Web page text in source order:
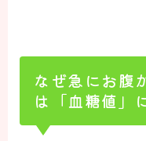
なぜ急にお腹
は「血糖値」